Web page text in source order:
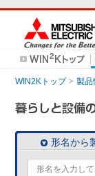
WIN2Kトップ 製品
形名から